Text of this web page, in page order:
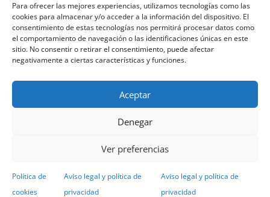
Para ofrecer las mejores experiencias, utilizamos tecnologías como las
cookies para almacenar y/o acceder a la información del dispositivo. El
consentimiento de estas tecnologías nos permitirá procesar datos como
el comportamiento de navegación o las identificaciones únicas en este
sitio. No consentir o retirar el consentimiento, puede afectar
negativamente a ciertas características y funciones.
Aceptar
Denegar
Ver preferencias
Política de
cookies
Aviso legal y política de
privacidad
Aviso legal y política de
privacidad
2024(112)
2023(107)
2022(85)
2019(115)